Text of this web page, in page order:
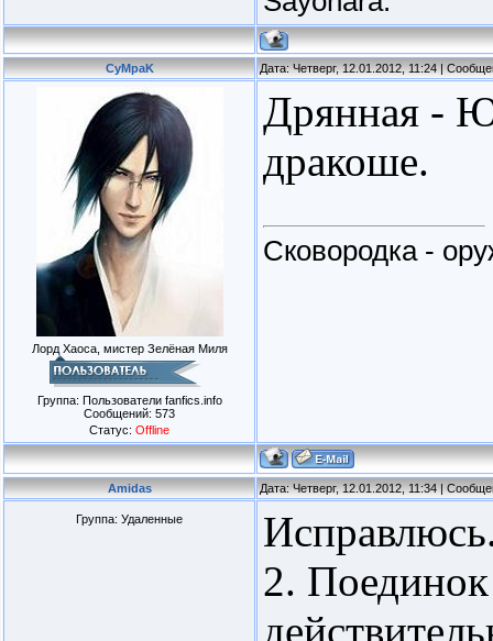
CyMpaK Дата: Четверг, 12.01.2012, 11:24 |
Лорд Хаоса, мистер Зелёная Миля
Группа: Пользователи fanfics.info
Сообщений: 573
Статус: Offline
Дрянная -
дракоше.
Сковородка -
Amidas Дата: Четверг, 12.01.2012, 11:34 |
Группа: Удаленные
2.